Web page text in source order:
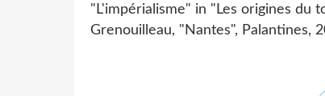
"L'impérialisme" in "Les origines du
Grenouilleau, "Nantes", Palantines,